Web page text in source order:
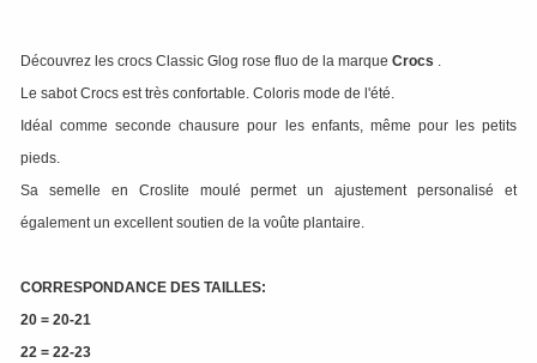
Découvrez les crocs Classic Glog rose fluo de la marque Crocs .
Le sabot Crocs est très confortable. Coloris mode de l'été.
Idéal comme seconde chausure pour les enfants, même pour les petits
pieds.
Sa semelle en Croslite moulé permet un ajustement personalisé et
également un excellent soutien de la voûte plantaire.
CORRESPONDANCE DES TAILLES:
20 = 20-21
22 = 22-23